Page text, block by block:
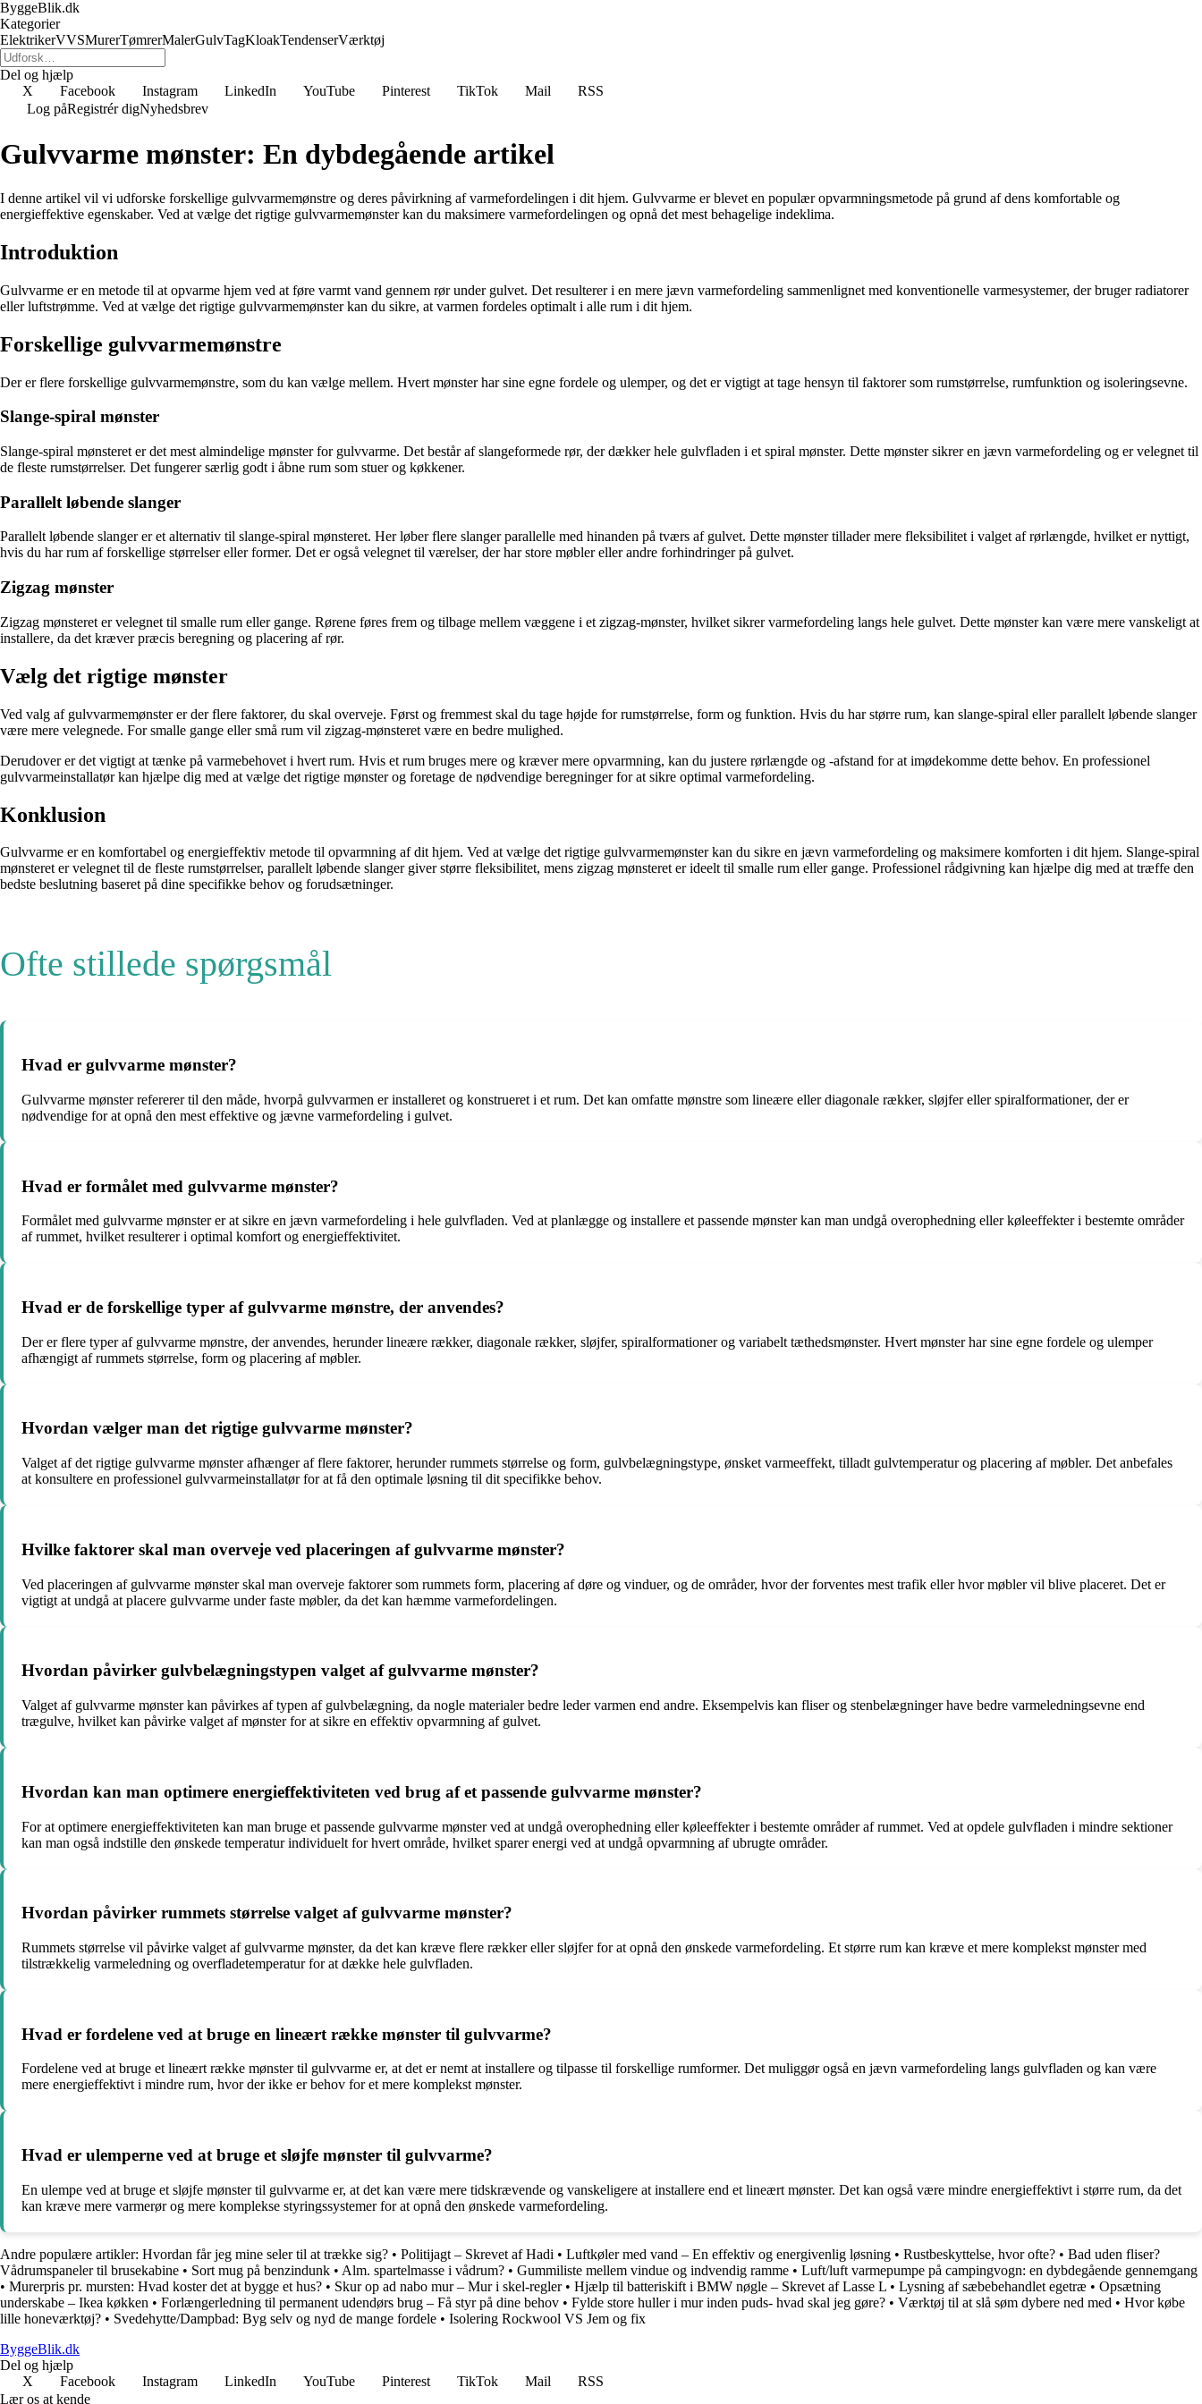
ByggeBlik.dk
Kategorier
ElektrikerVVSMurerTømrerMalerGulvTagKloakTendenserVærktøj
Del og hjælp
X
Facebook Instagram LinkedIn YouTube Pinterest TikTok Mail
RSS
Log påRegistrér digNyhedsbrev
Gulvvarme mønster: En dybdegående artikel
I denne artikel vil vi udforske forskellige gulvvarmemønstre og deres påvirkning af varmefordelingen i dit hjem. Gulvvarme er blevet en populær opvarmningsmetode på grund af dens komfortable og
energieffektive egenskaber. Ved at vælge det rigtige gulvvarmemønster kan du maksimere varmefordelingen og opnå det mest behagelige indeklima.
Introduktion
Gulvvarme er en metode til at opvarme hjem ved at føre varmt vand gennem rør under gulvet. Det resulterer i en mere jævn varmefordeling sammenlignet med konventionelle varmesystemer, der bruger radiatorer
eller luftstrømme. Ved at vælge det rigtige gulvvarmemønster kan du sikre, at varmen fordeles optimalt i alle rum i dit hjem.
Forskellige gulvvarmemønstre
Der er flere forskellige gulvvarmemønstre, som du kan vælge mellem. Hvert mønster har sine egne fordele og ulemper, og det er vigtigt at tage hensyn til faktorer som rumstørrelse, rumfunktion og isoleringsevne.
Slange-spiral mønster
Slange-spiral mønsteret er det mest almindelige mønster for gulvvarme. Det består af slangeformede rør, der dækker hele gulvfladen i et spiral mønster. Dette mønster sikrer en jævn varmefordeling og er velegnet til
de fleste rumstørrelser. Det fungerer særlig godt i åbne rum som stuer og køkkener.
Parallelt løbende slanger
Parallelt løbende slanger er et alternativ til slange-spiral mønsteret. Her løber flere slanger parallelle med hinanden på tværs af gulvet. Dette mønster tillader mere fleksibilitet i valget af rørlængde, hvilket er nyttigt,
hvis du har rum af forskellige størrelser eller former. Det er også velegnet til værelser, der har store møbler eller andre forhindringer på gulvet.
Zigzag mønster
Zigzag mønsteret er velegnet til smalle rum eller gange. Rørene føres frem og tilbage mellem væggene i et zigzag-mønster, hvilket sikrer varmefordeling langs hele gulvet. Dette mønster kan være mere vanskeligt at
installere, da det kræver præcis beregning og placering af rør.
Vælg det rigtige mønster
Ved valg af gulvvarmemønster er der flere faktorer, du skal overveje. Først og fremmest skal du tage højde for rumstørrelse, form og funktion. Hvis du har større rum, kan slange-spiral eller parallelt løbende slanger
være mere velegnede. For smalle gange eller små rum vil zigzag-mønsteret være en bedre mulighed.
Derudover er det vigtigt at tænke på varmebehovet i hvert rum. Hvis et rum bruges mere og kræver mere opvarmning, kan du justere rørlængde og -afstand for at imødekomme dette behov. En professionel
gulvvarmeinstallatør kan hjælpe dig med at vælge det rigtige mønster og foretage de nødvendige beregninger for at sikre optimal varmefordeling.
Konklusion
Gulvvarme er en komfortabel og energieffektiv metode til opvarmning af dit hjem. Ved at vælge det rigtige gulvvarmemønster kan du sikre en jævn varmefordeling og maksimere komforten i dit hjem. Slange-spiral
mønsteret er velegnet til de fleste rumstørrelser, parallelt løbende slanger giver større fleksibilitet, mens zigzag mønsteret er ideelt til smalle rum eller gange. Professionel rådgivning kan hjælpe dig med at træffe den
bedste beslutning baseret på dine specifikke behov og forudsætninger.
Ofte stillede spørgsmål
Hvad er gulvvarme mønster?
Gulvvarme mønster refererer til den måde, hvorpå gulvvarmen er installeret og konstrueret i et rum. Det kan omfatte mønstre som lineære eller diagonale rækker, sløjfer eller spiralformationer, der er
nødvendige for at opnå den mest effektive og jævne varmefordeling i gulvet.
Hvad er formålet med gulvvarme mønster?
Formålet med gulvvarme mønster er at sikre en jævn varmefordeling i hele gulvfladen. Ved at planlægge og installere et passende mønster kan man undgå overophedning eller køleeffekter i bestemte områder
af rummet, hvilket resulterer i optimal komfort og energieffektivitet.
Hvad er de forskellige typer af gulvvarme mønstre, der anvendes?
Der er flere typer af gulvvarme mønstre, der anvendes, herunder lineære rækker, diagonale rækker, sløjfer, spiralformationer og variabelt tæthedsmønster. Hvert mønster har sine egne fordele og ulemper
afhængigt af rummets størrelse, form og placering af møbler.
Hvordan vælger man det rigtige gulvvarme mønster?
Valget af det rigtige gulvvarme mønster afhænger af flere faktorer, herunder rummets størrelse og form, gulvbelægningstype, ønsket varmeeffekt, tilladt gulvtemperatur og placering af møbler. Det anbefales
at konsultere en professionel gulvvarmeinstallatør for at få den optimale løsning til dit specifikke behov.
Hvilke faktorer skal man overveje ved placeringen af gulvvarme mønster?
Ved placeringen af gulvvarme mønster skal man overveje faktorer som rummets form, placering af døre og vinduer, og de områder, hvor der forventes mest trafik eller hvor møbler vil blive placeret. Det er
vigtigt at undgå at placere gulvvarme under faste møbler, da det kan hæmme varmefordelingen.
Hvordan påvirker gulvbelægningstypen valget af gulvvarme mønster?
Valget af gulvvarme mønster kan påvirkes af typen af gulvbelægning, da nogle materialer bedre leder varmen end andre. Eksempelvis kan fliser og stenbelægninger have bedre varmeledningsevne end
trægulve, hvilket kan påvirke valget af mønster for at sikre en effektiv opvarmning af gulvet.
Hvordan kan man optimere energieffektiviteten ved brug af et passende gulvvarme mønster?
For at optimere energieffektiviteten kan man bruge et passende gulvvarme mønster ved at undgå overophedning eller køleeffekter i bestemte områder af rummet. Ved at opdele gulvfladen i mindre sektioner
kan man også indstille den ønskede temperatur individuelt for hvert område, hvilket sparer energi ved at undgå opvarmning af ubrugte områder.
Hvordan påvirker rummets størrelse valget af gulvvarme mønster?
Rummets størrelse vil påvirke valget af gulvvarme mønster, da det kan kræve flere rækker eller sløjfer for at opnå den ønskede varmefordeling. Et større rum kan kræve et mere komplekst mønster med
tilstrækkelig varmeledning og overfladetemperatur for at dække hele gulvfladen.
Hvad er fordelene ved at bruge en lineært række mønster til gulvvarme?
Fordelene ved at bruge et lineært række mønster til gulvvarme er, at det er nemt at installere og tilpasse til forskellige rumformer. Det muliggør også en jævn varmefordeling langs gulvfladen og kan være
mere energieffektivt i mindre rum, hvor der ikke er behov for et mere komplekst mønster.
Hvad er ulemperne ved at bruge et sløjfe mønster til gulvvarme?
En ulempe ved at bruge et sløjfe mønster til gulvvarme er, at det kan være mere tidskrævende og vanskeligere at installere end et lineært mønster. Det kan også være mindre energieffektivt i større rum, da det
kan kræve mere varmerør og mere komplekse styringssystemer for at opnå den ønskede varmefordeling.
Andre populære artikler: Hvordan får jeg mine seler til at trække sig? • Politijagt – Skrevet af Hadi • Luftkøler med vand – En effektiv og energivenlig løsning • Rustbeskyttelse, hvor ofte? • Bad uden fliser?
Vådrumspaneler til brusekabine • Sort mug på benzindunk • Alm. spartelmasse i vådrum? • Gummiliste mellem vindue og indvendig ramme • Luft/luft varmepumpe på campingvogn: en dybdegående gennemgang
• Murerpris pr. mursten: Hvad koster det at bygge et hus? • Skur op ad nabo mur – Mur i skel-regler• Hjælp til batteriskift i BMW nøgle – Skrevet af Lasse L • Lysning af sæbebehandlet egetræ • Opsætning
underskabe – Ikea køkken • Forlængerledning til permanent udendørs brug – Få styr på dine behov • Fylde store huller i mur inden puds- hvad skal jeg gøre? • Værktøj til at slå søm dybere ned med • Hvor købe
lille honeværktøj? • Svedehytte/Dampbad: Byg selv og nyd de mange fordele • Isolering Rockwool VS Jem og fix
ByggeBlik.dk
Del og hjælp
X
Facebook Instagram LinkedIn YouTube Pinterest TikTok Mail
RSS
Lær os at kende